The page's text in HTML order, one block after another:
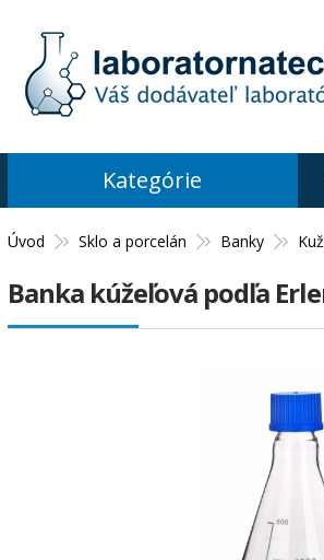
Úvod Sklo a porcelán Banky
Banka kúžeľová podľa
Kategórie